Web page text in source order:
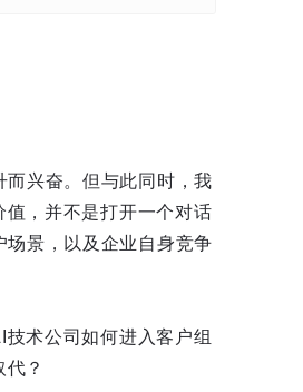
兴奋。但与此同时，我
，并不是打开一个对话
景，以及企业自身竞争
术公司如何进入客户组
？